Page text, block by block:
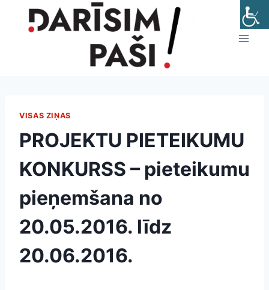
VISAS ZIŅAS
PROJEKTU PIETEIKUMU
KONKURSS – pieteikumu
pieņemšana no
20.05.2016. līdz
20.06.2016.